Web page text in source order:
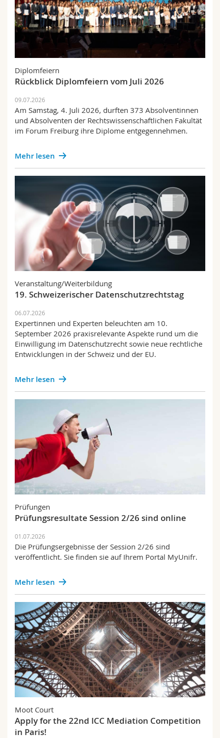
Diplomfeiern
Rückblick Diplomfeiern vom Juli 2026
09.07.2026
Am Samstag, 4. Juli 2026, durften 373 Absolventinnen
und Absolventen der Rechtswissenschaftlichen Fakultät
im Forum Freiburg ihre Diplome entgegennehmen.
Mehr lesen
Veranstaltung/Weiterbildung
19. Schweizerischer Datenschutzrechtstag
06.07.2026
Expertinnen und Experten beleuchten am 10.
September 2026 praxisrelevante Aspekte rund um die
Einwilligung im Datenschutzrecht sowie neue rechtliche
Entwicklungen in der Schweiz und der EU.
Mehr lesen
Prüfungen
Prüfungsresultate Session 2/26 sind online
01.07.2026
Die Prüfungsergebnisse der Session 2/26 sind
veröffentlicht. Sie finden sie auf Ihrem Portal MyUnifr.
Mehr lesen
Moot Court
Apply for the 22nd ICC Mediation Competition
in Paris!